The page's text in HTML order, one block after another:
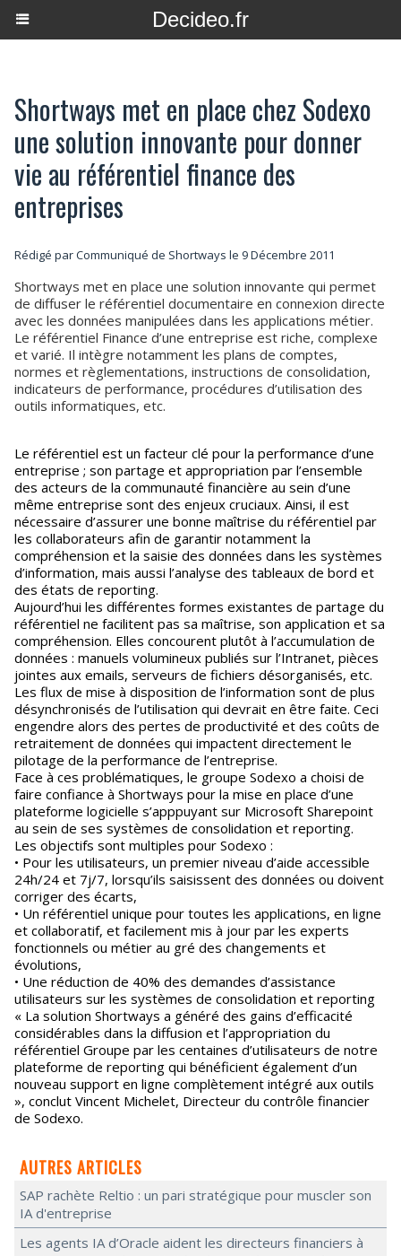
Decideo.fr
Shortways met en place chez Sodexo
une solution innovante pour donner
vie au référentiel finance des
entreprises
Rédigé par Communiqué de Shortways le 9 Décembre 2011
Shortways met en place une solution innovante qui permet
de diffuser le référentiel documentaire en connexion directe
avec les données manipulées dans les applications métier.
Le référentiel Finance d’une entreprise est riche, complexe
et varié. Il intègre notamment les plans de comptes,
normes et règlementations, instructions de consolidation,
indicateurs de performance, procédures d’utilisation des
outils informatiques, etc.
Le référentiel est un facteur clé pour la performance d’une
entreprise ; son partage et appropriation par l’ensemble
des acteurs de la communauté financière au sein d’une
même entreprise sont des enjeux cruciaux. Ainsi, il est
nécessaire d’assurer une bonne maîtrise du référentiel par
les collaborateurs afin de garantir notamment la
compréhension et la saisie des données dans les systèmes
d’information, mais aussi l’analyse des tableaux de bord et
des états de reporting.
Aujourd’hui les différentes formes existantes de partage du
référentiel ne facilitent pas sa maîtrise, son application et sa
compréhension. Elles concourent plutôt à l’accumulation de
données : manuels volumineux publiés sur l’Intranet, pièces
jointes aux emails, serveurs de fichiers désorganisés, etc.
Les flux de mise à disposition de l’information sont de plus
désynchronisés de l’utilisation qui devrait en être faite. Ceci
engendre alors des pertes de productivité et des coûts de
retraitement de données qui impactent directement le
pilotage de la performance de l’entreprise.
Face à ces problématiques, le groupe Sodexo a choisi de
faire confiance à Shortways pour la mise en place d’une
plateforme logicielle s’apppuyant sur Microsoft Sharepoint
au sein de ses systèmes de consolidation et reporting.
Les objectifs sont multiples pour Sodexo :
• Pour les utilisateurs, un premier niveau d’aide accessible
24h/24 et 7j/7, lorsqu’ils saisissent des données ou doivent
corriger des écarts,
• Un référentiel unique pour toutes les applications, en ligne
et collaboratif, et facilement mis à jour par les experts
fonctionnels ou métier au gré des changements et
évolutions,
• Une réduction de 40% des demandes d’assistance
utilisateurs sur les systèmes de consolidation et reporting
« La solution Shortways a généré des gains d’efficacité
considérables dans la diffusion et l’appropriation du
référentiel Groupe par les centaines d’utilisateurs de notre
plateforme de reporting qui bénéficient également d’un
nouveau support en ligne complètement intégré aux outils
», conclut Vincent Michelet, Directeur du contrôle financier
de Sodexo.
AUTRES ARTICLES
SAP rachète Reltio : un pari stratégique pour muscler son
IA d'entreprise
Les agents IA d’Oracle aident les directeurs financiers à